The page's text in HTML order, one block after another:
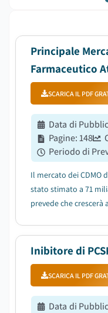
Principale
Farmaceutico
SCARICA IL PDF
Data di
Pagine:148
Periodo di
Il mercato dei CDMO
stato stimato a 71
prevede che crescerà
farmaceutica....
Inibitore di
SCARICA IL PDF
Data di